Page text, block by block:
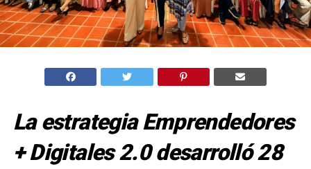
La estrategia Emprendedores
+ Digitales 2.0 desarrolló 28